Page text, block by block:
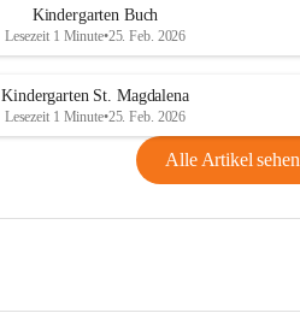
Kindergarten Buch
Lesezeit 1 Minute•25. Feb. 2026
Kindergarten St. Magdalena
Lesezeit 1 Minute•25. Feb. 2026
Alle Artikel sehen